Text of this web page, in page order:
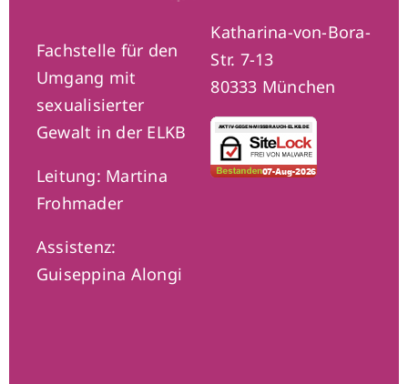
Fachstelle für den
Umgang mit
sexualisierter
Gewalt in der ELKB
Leitung: Martina
Frohmader
Assistenz:
Guiseppina Alongi
Katharina-von-Bora-
Str. 7-13
80333 München